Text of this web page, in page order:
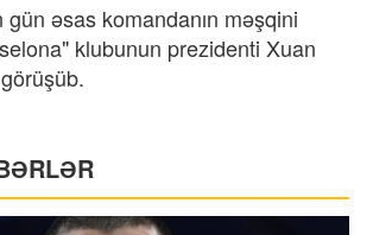
gün əsas komandanın məşqini
klubunun prezidenti Xuan